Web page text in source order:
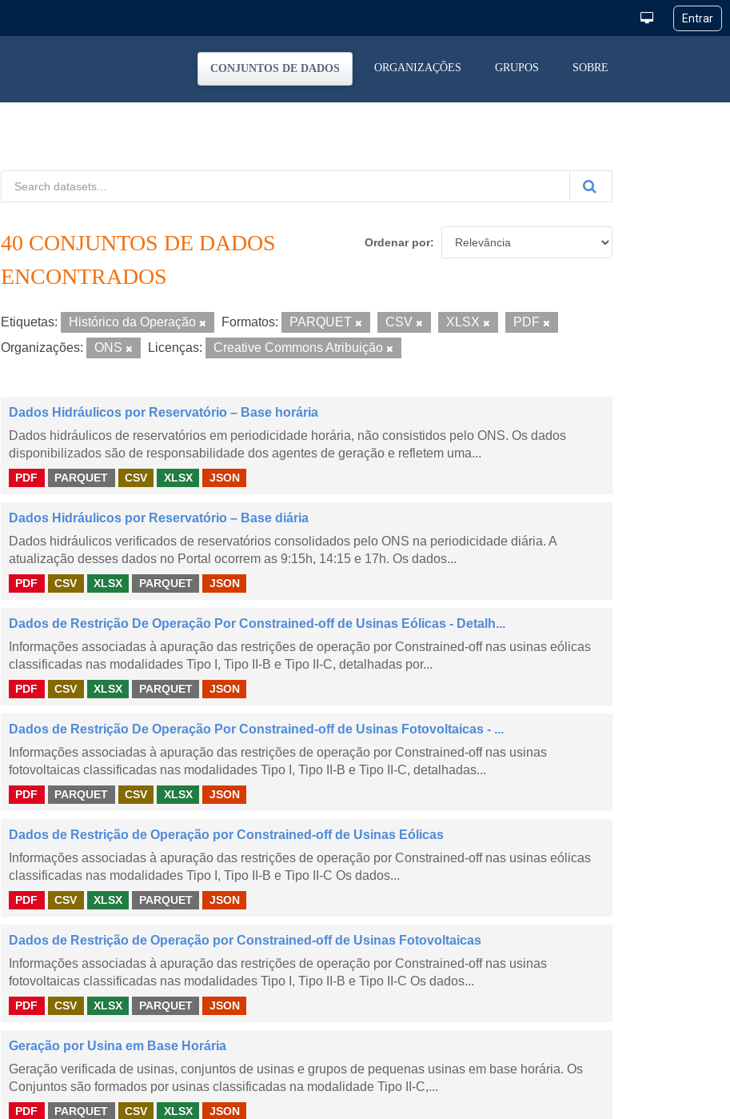
CONJUNTOS DE DADOS ORGANIZAÇÕES GRUPOS SOBRE
Ordenar por
40 CONJUNTOS DE DADOS
ENCONTRADOS
Etiquetas: Histórico da Operação Formatos: PARQUET CSV XLSX
PDF
Organizações:
ONS Licenças: Creative Commons Atribuição
Dados Hidráulicos por Reservatório – Base horária
Dados hidráulicos de reservatórios em periodicidade horária, não consistidos pelo ONS. Os dados
disponibilizados são de responsabilidade dos agentes de geração e refletem uma...
PDF PARQUET CSV XLSX JSON
Dados Hidráulicos por Reservatório – Base diária
Dados hidráulicos verificados de reservatórios consolidados pelo ONS na periodicidade diária. A
atualização desses dados no Portal ocorrem as 9:15h, 14:15 e 17h. Os dados...
PDF CSV XLSX PARQUET JSON
Dados de Restrição De Operação Por Constrained-off de Usinas Eólicas - Detalh...
Informações associadas à apuração das restrições de operação por Constrained-off nas usinas eólicas
classificadas nas modalidades Tipo I, Tipo II-B e Tipo II-C, detalhadas por...
PDF CSV XLSX PARQUET JSON
Dados de Restrição De Operação Por Constrained-off de Usinas Fotovoltaicas - ...
Informações associadas à apuração das restrições de operação por Constrained-off nas usinas
fotovoltaicas classificadas nas modalidades Tipo I, Tipo II-B e Tipo II-C, detalhadas...
PDF PARQUET CSV XLSX JSON
Dados de Restrição de Operação por Constrained-off de Usinas Eólicas
Informações associadas à apuração das restrições de operação por Constrained-off nas usinas eólicas
classificadas nas modalidades Tipo I, Tipo II-B e Tipo II-C Os dados...
PDF CSV XLSX PARQUET JSON
Dados de Restrição de Operação por Constrained-off de Usinas Fotovoltaicas
Informações associadas à apuração das restrições de operação por Constrained-off nas usinas
fotovoltaicas classificadas nas modalidades Tipo I, Tipo II-B e Tipo II-C Os dados...
PDF CSV XLSX PARQUET JSON
Geração por Usina em Base Horária
Geração verificada de usinas, conjuntos de usinas e grupos de pequenas usinas em base horária. Os
Conjuntos são formados por usinas classificadas na modalidade Tipo II-C,...
PDF PARQUET CSV XLSX JSON